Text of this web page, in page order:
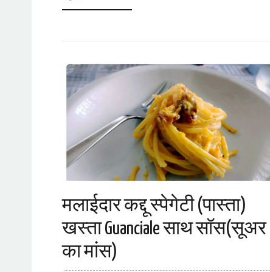
मलाईदार कद्दू स्पेगेटी (पास्ता)
खस्ता Guanciale साथ सॉस(सूअर
का मांस)